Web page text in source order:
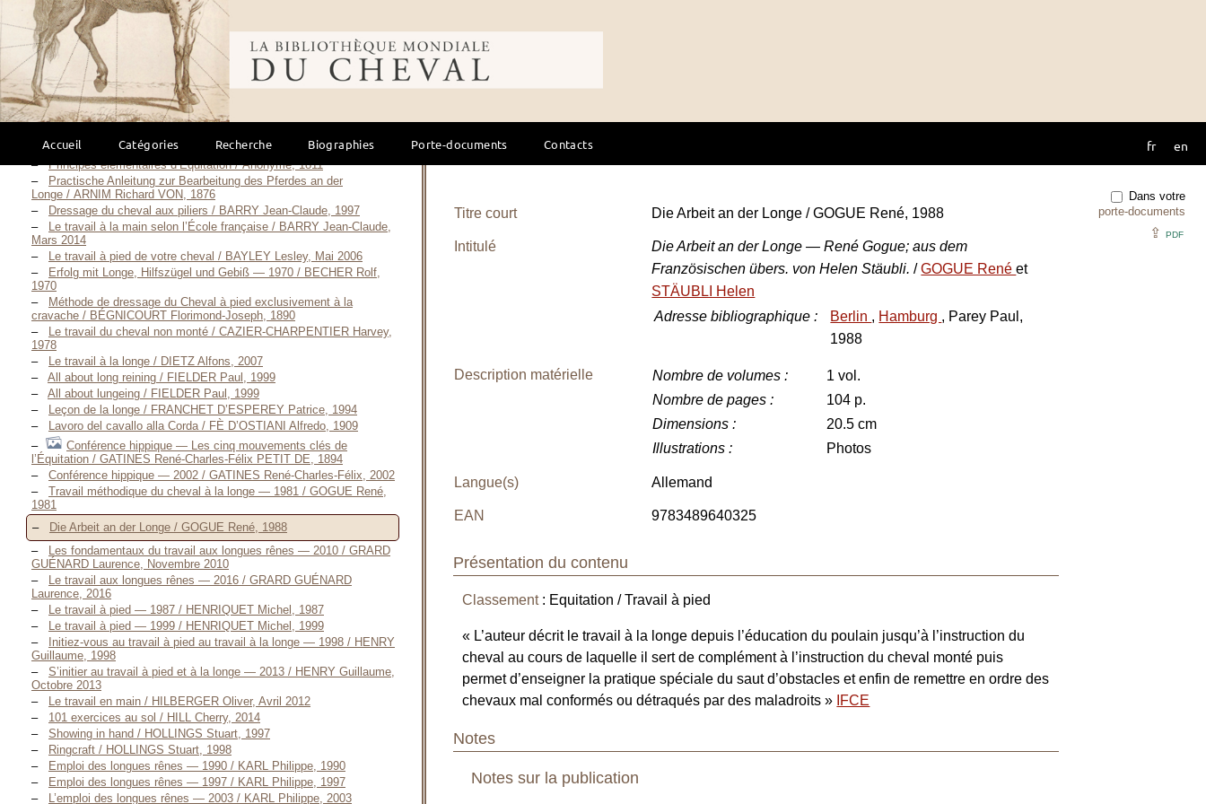
Bibliothèque mondiale du cheval
Accueil Catégories Recherche Biographies Porte-documents Contacts fr en
Description scientifique
Travail à pied
Principes élémentaires d’Équitation / Anonyme, 1811
Practische Anleitung zur Bearbeitung des Pferdes an der
Longe / ARNIM Richard VON, 1876
Dressage du cheval aux piliers / BARRY Jean-Claude, 1997
Le travail à la main selon l’École française / BARRY Jean-Claude,
Mars 2014
Le travail à pied de votre cheval / BAYLEY Lesley, Mai 2006
Erfolg mit Longe, Hilfszügel und Gebiß — 1970 / BECHER Rolf,
1970
Méthode de dressage du Cheval à pied exclusivement à la
cravache / BÉGNICOURT Florimond-Joseph, 1890
Le travail du cheval non monté / CAZIER-CHARPENTIER Harvey,
1978
Le travail à la longe / DIETZ Alfons, 2007
All about long reining / FIELDER Paul, 1999
All about lungeing / FIELDER Paul, 1999
Leçon de la longe / FRANCHET D’ESPEREY Patrice, 1994
Lavoro del cavallo alla Corda / FÈ D’OSTIANI Alfredo, 1909
Conférence hippique — Les cinq mouvements clés de
l’Équitation / GATINES René-Charles-Félix PETIT DE, 1894
Conférence hippique — 2002 / GATINES René-Charles-Félix, 2002
Travail méthodique du cheval à la longe — 1981 / GOGUE René,
1981
Die Arbeit an der Longe / GOGUE René, 1988
Les fondamentaux du travail aux longues rênes — 2010 / GRARD
GUÉNARD Laurence, Novembre 2010
Le travail aux longues rênes — 2016 / GRARD GUÉNARD
Laurence, 2016
Le travail à pied — 1987 / HENRIQUET Michel, 1987
Le travail à pied — 1999 / HENRIQUET Michel, 1999
Initiez-vous au travail à pied au travail à la longe — 1998 / HENRY
Guillaume, 1998
S’initier au travail à pied et à la longe — 2013 / HENRY Guillaume,
Octobre 2013
Le travail en main / HILBERGER Oliver, Avril 2012
101 exercices au sol / HILL Cherry, 2014
Showing in hand / HOLLINGS Stuart, 1997
Ringcraft / HOLLINGS Stuart, 1998
Emploi des longues rênes — 1990 / KARL Philippe, 1990
Emploi des longues rênes — 1997 / KARL Philippe, 1997
L’emploi des longues rênes — 2003 / KARL Philippe, 2003
Dans votre
porte-documents
⇪ PDF
Titre court Die Arbeit an der Longe / GOGUE René, 1988
Intitulé
Die Arbeit an der Longe — René Gogue; aus dem
Französischen übers. von Helen Stäubli./GOGUE Renéet
STÄUBLI Helen
Adresse bibliographique : Berlin , Hamburg , Parey Paul,
1988
Description matérielle Nombre de volumes :
1 vol.
Nombre de pages :
104 p.
Dimensions :
20.5 cm
Illustrations : Photos
Langue(s) Allemand
EAN 9783489640325
Présentation du contenu
Classement: Equitation / Travail à pied
« L’auteur décrit le travail à la longe depuis l’éducation du poulain jusqu’à l’instruction du
cheval au cours de laquelle il sert de complément à l’instruction du cheval monté puis
permet d’enseigner la pratique spéciale du saut d’obstacles et enfin de remettre en ordre des
chevaux mal conformés ou détraqués par des maladroits » IFCE
Notes
Notes sur la publication